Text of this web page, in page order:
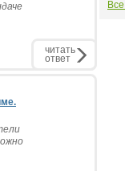
читать
ответ